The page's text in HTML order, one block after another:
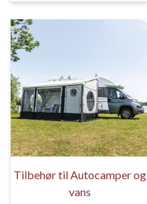
Tilbehør til Autocamper og
vans